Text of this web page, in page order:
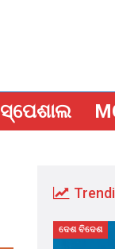
ଦେଶ ବିଦେଶ